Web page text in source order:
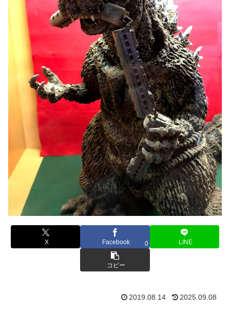
X Facebook 0 LINE
コピー
2019.08.14 2025.09.08